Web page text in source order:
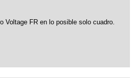
Voltage FR en lo posible solo cuadro.